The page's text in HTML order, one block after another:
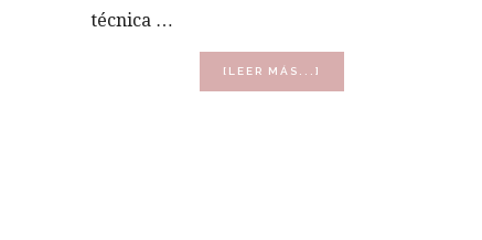
técnica …
[LEER MÁS...]
DE